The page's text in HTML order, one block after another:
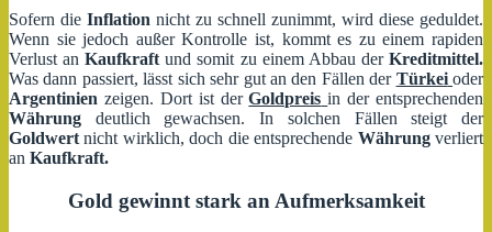
Sofern die Inflation nicht zu schnell zunimmt, wird diese geduldet.
Wenn sie jedoch außer Kontrolle ist, kommt es zu einem rapiden
Verlust anKaufkraft und somit zu einem Abbau derKreditmittel.
Was dann passiert, lässt sich sehr gut an den Fällen der Türkei oder
Argentinien zeigen. Dort ist derGoldpreis in der entsprechenden
Währung deutlich gewachsen. In solchen Fällen steigt der
Goldwert nicht wirklich, doch die entsprechende Währungverliert
an Kaufkraft.
Gold gewinnt stark an Aufmerksamkeit